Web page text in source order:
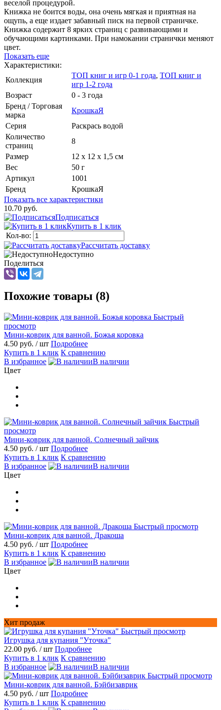
веселой процедурой.
Книжка не боится воды, она очень мягкая и приятная на
ощупь, а еще издает забавный писк на первой страничке.
Книжка содержит 8 ярких страниц с развивающими и
обучающими картинками. При намокании странички меняют
цвет.
Показать еще
Характеристики:
Коллекция
ТОП книг и игр 0-1 года, ТОП книг и
игр 1-2 года
Возраст
0 - 3 года
Бренд / Торговая
марка
КрошкаЯ
Серия
Раскрась водой
Количество
страниц
8
Размер
12 х 12 х 1,5 см
Вес
50 г
Артикул
1001
Бренд
КрошкаЯ
Показать все характеристики
10.70 руб.
Подписаться
Купить в 1 клик
Кол-во:
Рассчитать доставку
Недоступно
Поделиться
Похожие товары (8)
Быстрый
просмотр
Мини-коврик для ванной. Божья коровка
4.50 руб. / шт Подробнее
Купить в 1 клик К сравнению
В избранное
В наличии
Цвет
Быстрый
просмотр
Мини-коврик для ванной. Солнечный зайчик
4.50 руб. / шт Подробнее
Купить в 1 клик К сравнению
В избранное
В наличии
Цвет
Быстрый просмотр
Мини-коврик для ванной. Дракоша
4.50 руб. / шт Подробнее
Купить в 1 клик К сравнению
В избранное
В наличии
Цвет
Хит продаж
Быстрый просмотр
Игрушка для купания "Уточка"
22.00 руб. / шт Подробнее
Купить в 1 клик К сравнению
В избранное
В наличии
Быстрый просмотр
Мини-коврик для ванной. Бэйбизаврик
4.50 руб. / шт Подробнее
Купить в 1 клик К сравнению